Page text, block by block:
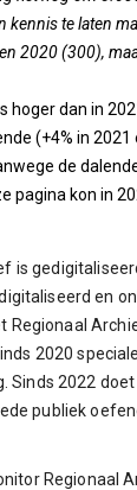
te laten
2020 (300),
dan in
(+4% in 2021
de
pagina kon in
is
en
Regionaal
2020
2022 doet
publiek
Regionaal